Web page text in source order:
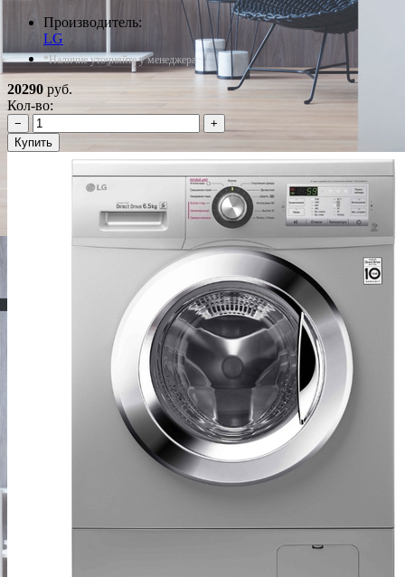
Производитель:
LG
*Наличие уточняйте у менеджера
20290 руб.
Кол-во:
−
+
Купить